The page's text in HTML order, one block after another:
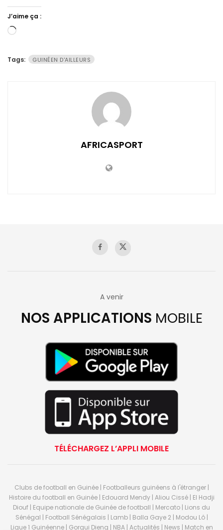
J’aime ça :
Chargement…
Tags: GUINÉEN D'AILLEURS
AFRICASPORT
A venir
NOS APPLICATIONS MOBILE
TÉLÉCHARGEZ L’APPLI MOBILE
Clubs de football en Guinée | Footballeurs guinéens à l'étranger |
Histoire du football en Guinée | Edouard Mendy | Aliou Cissé | El Hadji
Diouf | Equipe nationale de Guinée de football | Mercato | Lions du
Sénégal | Football Sénégalais | Lamb | Balla Gaye 2 | Modou Lô |
Ligue 1 Guinéenne | Gorgui Dieng | NBA | Actualités | News | Match en